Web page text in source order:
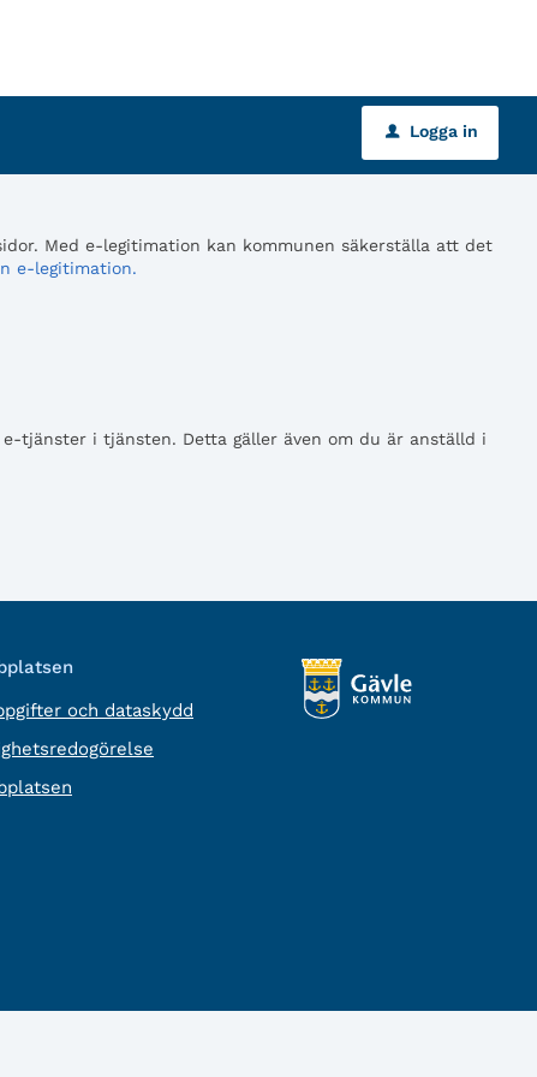
u Logga in
Med e-legitimation kan kommunen säkerställa att det
e-legitimation.
tjänster i tjänsten. Detta gäller även om du är anställd i
och dataskydd